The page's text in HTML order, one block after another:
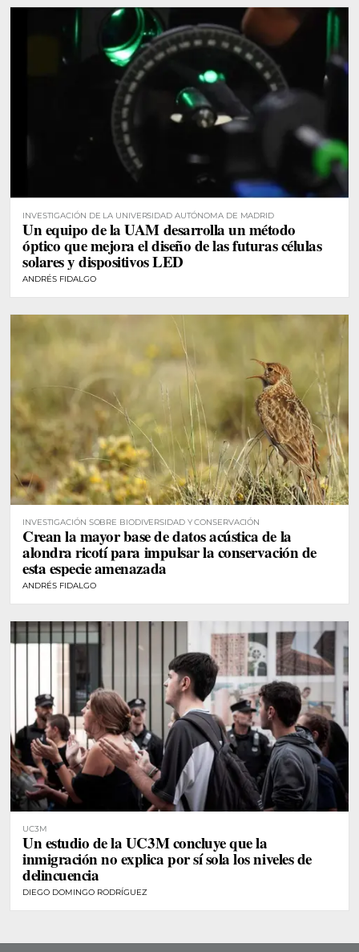
INVESTIGACIÓN DE LA UNIVERSIDAD AUTÓNOMA DE MADRID
Un equipo de la UAM desarrolla un método
óptico que mejora el diseño de las futuras células
solares y dispositivos LED
ANDRÉS FIDALGO
INVESTIGACIÓN SOBRE BIODIVERSIDAD Y CONSERVACIÓN
Crean la mayor base de datos acústica de la
alondra ricotí para impulsar la conservación de
esta especie amenazada
ANDRÉS FIDALGO
UC3M
Un estudio de la UC3M concluye que la
inmigración no explica por sí sola los niveles de
delincuencia
DIEGO DOMINGO RODRÍGUEZ